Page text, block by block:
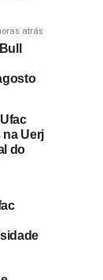
atrás
Uerj
do